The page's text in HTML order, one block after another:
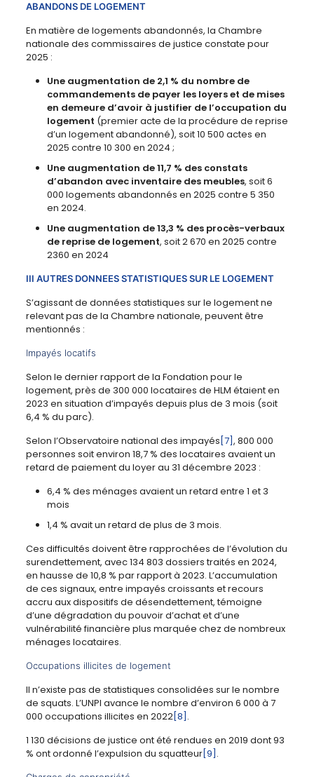
ABANDONS DE LOGEMENT
En matière de logements abandonnés, la Chambre
nationale des commissaires de justice constate pour
2025 :
Une augmentation de 2,1 % du nombre de
commandements de payer les loyers et de mises
en demeure d’avoir à justifier de l’occupation du
logement (premier acte de la procédure de reprise
d’un logement abandonné), soit 10 500 actes en
2025 contre 10 300 en 2024 ;
Une augmentation de 11,7 % des constats
d’abandon avec inventaire des meubles, soit 6
000 logements abandonnés en 2025 contre 5 350
en 2024.
Une augmentation de 13,3 % des procès-verbaux
de reprise de logement, soit 2 670 en 2025 contre
2360 en 2024
III AUTRES DONNEES STATISTIQUES SUR LE LOGEMENT
S’agissant de données statistiques sur le logement ne
relevant pas de la Chambre nationale, peuvent être
mentionnés :
Impayés locatifs
Selon le dernier rapport de la Fondation pour le
logement, près de 300 000 locataires de HLM étaient en
2023 en situation d’impayés depuis plus de 3 mois (soit
6,4 % du parc).
Selon l’Observatoire national des impayés [7], 800 000
personnes soit environ 18,7 % des locataires avaient un
retard de paiement du loyer au 31 décembre 2023 :
6,4 % des ménages avaient un retard entre 1 et 3
mois
1,4 % avait un retard de plus de 3 mois.
Ces difficultés doivent être rapprochées de l’évolution du
surendettement, avec 134 803 dossiers traités en 2024,
en hausse de 10,8 % par rapport à 2023. L’accumulation
de ces signaux, entre impayés croissants et recours
accru aux dispositifs de désendettement, témoigne
d’une dégradation du pouvoir d’achat et d’une
vulnérabilité financière plus marquée chez de nombreux
ménages locataires.
Occupations illicites de logement
Il n’existe pas de statistiques consolidées sur le nombre
de squats. L’UNPI avance le nombre d’environ 6 000 à 7
000 occupations illicites en 2022[8] .
1 130 décisions de justice ont été rendues en 2019 dont 93
% ont ordonné l’expulsion du squatteur[9] .